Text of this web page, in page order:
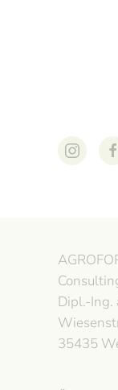
Dipl.-Ing.
35435